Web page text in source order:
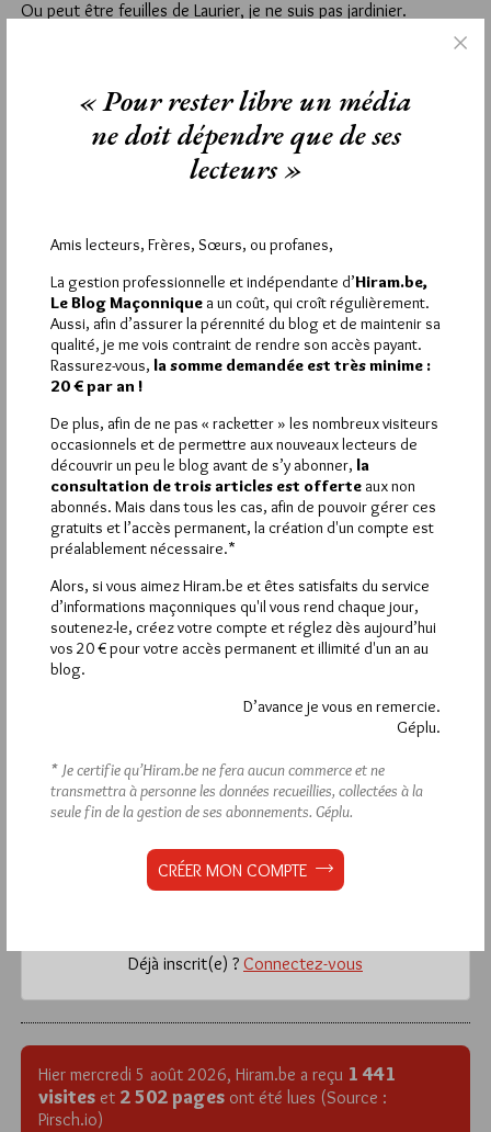
Ou peut être feuilles de Laurier, je ne suis pas jardinier.
Laurier sauce ? ou laurier cerise ? 😂🤣
LAZARE-LAG
16 OCTOBRE 2023 À 15H52 / RÉPONDRE
Peu importe tant qu’il s’agit de laurier de bon cœur.
REMI
16 OCTOBRE 2023 À 19H23 /
😊😊😊
LUCIOLE
15 OCTOBRE 2023 À 21H38 / RÉPONDRE
rectangle.
La rédaction de commentaires est
Si vous souhaitez rédiger des
commentaires, vous devez :
VOUS INSCRIRE
Déjà inscrit(e) ? Connectez-vous
Hier mercredi 5 août 2026, Hiram.be a reçu 1 441
visites et 2 502 pages ont été lues (Source :
Pirsch.io)
« Pour rester libre un média
ne doit dépendre que de ses
lecteurs »
Amis lecteurs, Frères, Sœurs, ou profanes,
La gestion professionnelle et indépendante d’Hiram.be,
Le Blog Maçonnique a un coût, qui croît régulièrement.
Aussi, afin d’assurer la pérennité du blog et de maintenir sa
qualité, je me vois contraint de rendre son accès payant.
Rassurez-vous, la somme demandée est très minime :
20 € par an !
De plus, afin de ne pas « racketter » les nombreux visiteurs
occasionnels et de permettre aux nouveaux lecteurs de
découvrir un peu le blog avant de s’y abonner, la
consultation de trois articles est offerte aux non
abonnés. Mais dans tous les cas, afin de pouvoir gérer ces
gratuits et l’accès permanent, la création d'un compte est
préalablement nécessaire.*
Alors, si vous aimez Hiram.be et êtes satisfaits du service
d’informations maçonniques qu'il vous rend chaque jour,
soutenez-le, créez votre compte et réglez dès aujourd’hui
vos 20 € pour votre accès permanent et illimité d'un an au
blog.
D’avance je vous en remercie.
Géplu.
* Je certifie qu’Hiram.be ne fera aucun commerce et ne
transmettra à personne les données recueillies, collectées à la
seule fin de la gestion de ses abonnements. Géplu.
CRÉER MON COMPTE